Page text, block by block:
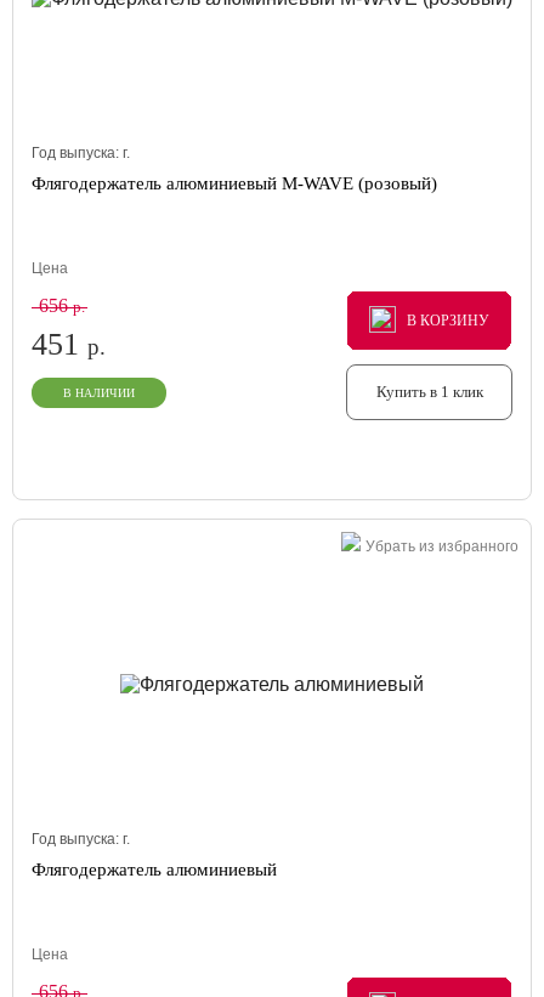
Год выпуска: г.
Флягодержатель алюминиевый M-WAVE (розовый)
Цена
656р.
451 р.
В НАЛИЧИИ
В КОРЗИНУ
В КОРЗИНУ
В КОРЗИНУ
Купить в 1 клик
Убрать из избранного
Год выпуска: г.
Флягодержатель алюминиевый
Цена
656р.